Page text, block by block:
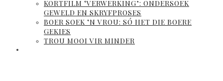
KORTFILM ‘VERWERKING’: ONDERSOEK
GEWELD EN SKRYFPROSES
BOER SOEK ‘N VROU: SÓ HET DIE BOERE
GEKIES
TROU MOOI VIR MINDER